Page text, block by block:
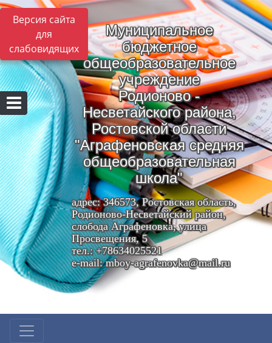
Версия сайта
для
слабовидящих
Муниципальное
бюджетное
общеобразовательное
учреждение
Родионово -
Несветайского района,
Ростовской области
"Аграфеновская средняя
общеобразовательная
школа"
адрес: 346573, Ростовская область,
Родионово-Несветайский район,
слобода Аграфеновка, улица
Просвещения, 5
тел.: +78634025521
e-mail: mboy-agrafenovka@mail.ru